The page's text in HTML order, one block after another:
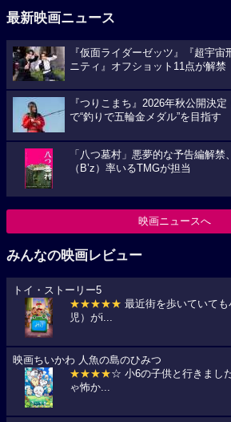
最新映画ニュース
『仮面ライダーゼッツ』『超宇
ニティ』オフショット11点が解禁
『つりこまち』2026年秋公開決
で“釣りで五輪金メダル”を目指す
「八つ墓村」悪夢的な予告編解
（B’z）率いるTMGが担当
映画ニュースへ
みんなの映画レビュー
トイ・ストーリー5
★★★★★ 最近街を歩いていて
児）がi...
映画ちいかわ 人魚の島のひみつ
★★★★☆ 小6の子供と行きまし
ゃ怖か...